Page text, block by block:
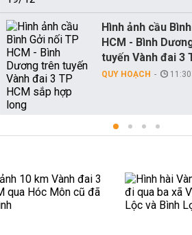
Hình ảnh cầu
HCM - Bình
tuyến Vành đai 3
QUY HOẠCH